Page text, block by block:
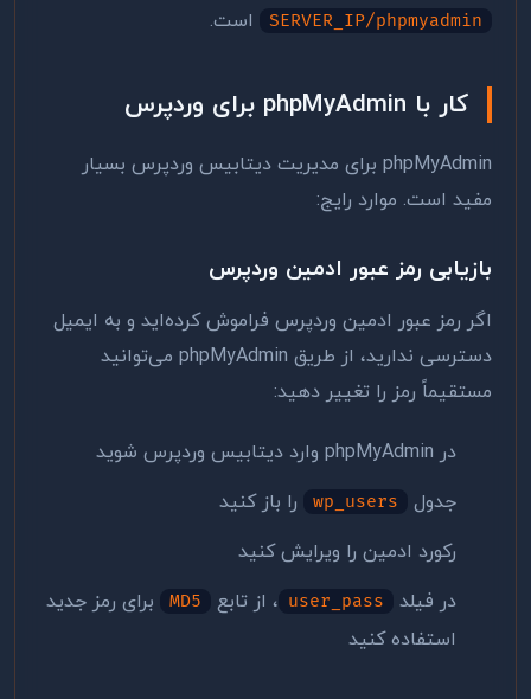
SERVER_IP/phpmyadmin است.
کار با phpMyAdmin برای وردپرس
phpMyAdmin برای مدیریت دیتابیس وردپرس بسیار
مفید است. موارد رایج:
بازیابی رمز عبور ادمین وردپرس
اگر رمز عبور ادمین وردپرس فراموش کرده‌اید و به ایمیل
دسترسی ندارید، از طریق phpMyAdmin می‌توانید
مستقیماً رمز را تغییر دهید:
در phpMyAdmin وارد دیتابیس وردپرس شوید
جدول
wp_users
را باز کنید
رکورد ادمین را ویرایش کنید
در فیلد
user_pass ، از تابع MD5
برای رمز جدید
استفاده کنید